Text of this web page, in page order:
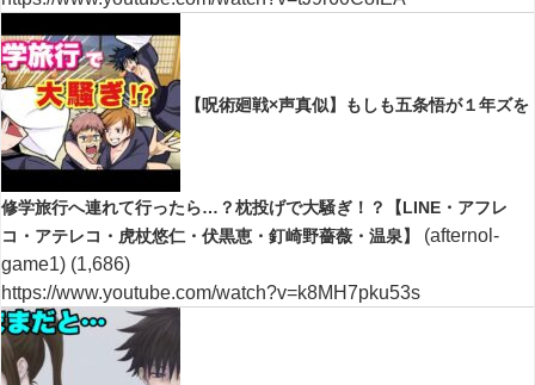
【呪術廻戦×声真似】もしも五条悟が１年ズを
修学旅行へ連れて行ったら…？枕投げで大騒ぎ！？【LINE・アフレ
コ・アテレコ・虎杖悠仁・伏黒恵・釘崎野薔薇・温泉】
(afternol-
game1) (1,686)
https://www.youtube.com/watch?v=k8MH7pku53s